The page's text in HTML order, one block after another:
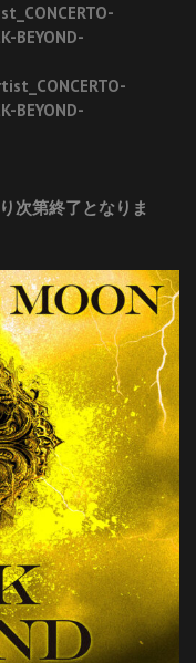
BEYOND-
BEYOND-
次第終了となりま